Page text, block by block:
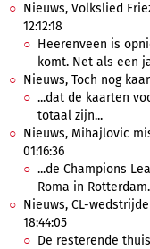
Nieuws, Volkslied
12:12:18
Heerenveen is
komt. Net als een
Nieuws, Toch nog
...dat de kaarten
totaal zijn...
Nieuws, Mihajlovic
01:16:36
...de Champions
Roma in
Nieuws, CL-
18:44:05
De resterende